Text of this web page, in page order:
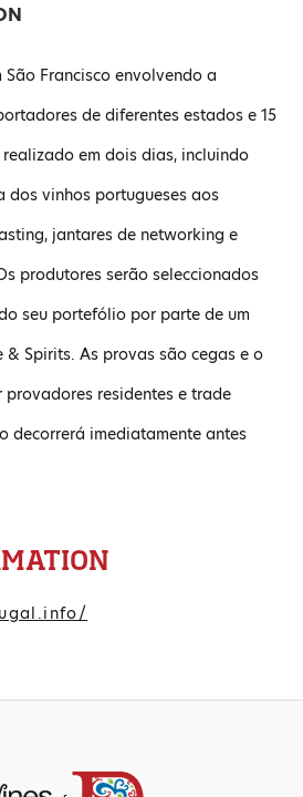
Francisco envolvendo a
de diferentes estados e 15
em dois dias, incluindo
dos vinhos portugueses aos
jantares de networking e
produtores serão seleccionados
seu portefólio por parte de um
Spirits. As provas são cegas e o
residentes e trade
decorrerá imediatamente antes